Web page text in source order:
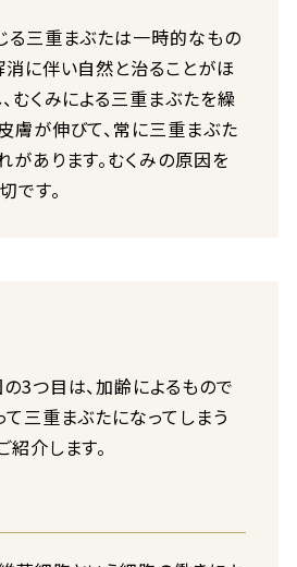
る三重まぶたは一時的なもの
消に伴い自然と治ることがほ
、むくみによる三重まぶたを繰
膚が伸びて、常に三重まぶた
があります。むくみの原因を
です。
3つ目は、加齢によるもので
て三重まぶたになってしまう
介します。